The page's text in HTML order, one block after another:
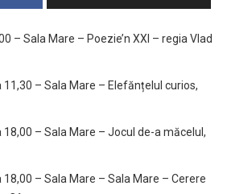
– Sala Mare – Poezie’n XXI – regia Vlad
– Sala Mare – Elefănțelul curios,
– Sala Mare – Jocul de-a măcelul,
– Sala Mare – Sala Mare – Cerere